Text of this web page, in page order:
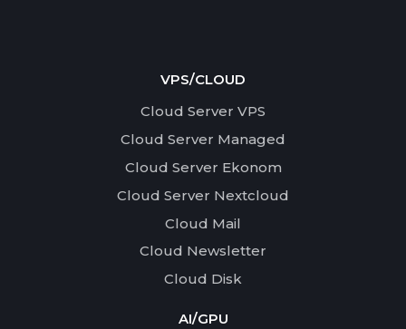
VPS/CLOUD
Cloud Server VPS
Cloud Server Managed
Cloud Server Ekonom
Cloud Server Nextcloud
Cloud Mail
Cloud Newsletter
Cloud Disk
AI/GPU